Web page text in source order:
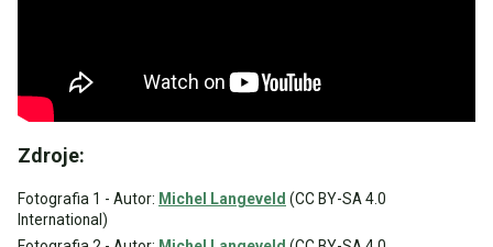
Zdroje:
Fotografia 1 - Autor: Michel Langeveld (CC BY-SA 4.0
International)